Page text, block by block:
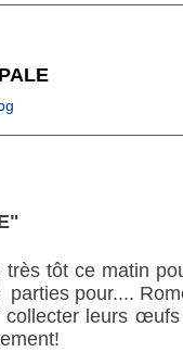
"
tôt ce matin
pour....
leurs